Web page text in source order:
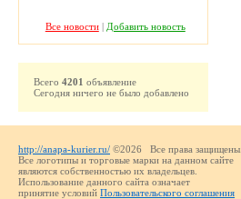
Все новости| Добавить новость
Всего 4201 объявление
Сегодня ничего не было добавлено
http://anapa-kurier.ru/ ©2026 Все права защищены.
Все логотипы и торговые марки на данном сайте
являются собственностью их владельцев.
Использование данного сайта означает
принятие условий Пользовательского соглашения